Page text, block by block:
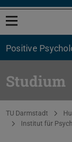
Menü öffnen
Positive
Studium
Sie befinden sich
TU Darmstadt
Institut für